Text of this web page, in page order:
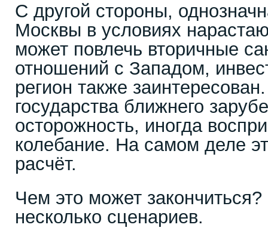
С другой стороны,
Москвы в условиях
может повлечь вторичные
отношений с Западом,
регион также
государства ближнего
осторожность, иногда
колебание. На самом деле
расчёт.
Чем это может
несколько сценариев.